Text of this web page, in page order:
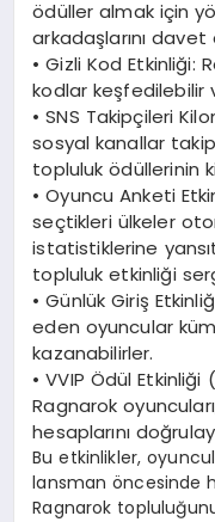
ödüller almak için
arkadaşlarını davet
•Gizli Kod Etkinliği:
kodlar keşfedilebilir
•SNS Takipçileri
sosyal kanallar
topluluk ödüllerinin
•Oyuncu Anketi
seçtikleri ülkeler
istatistiklerine
topluluk etkinliği
•Günlük Giriş
eden oyuncular
kazanabilirler.
•VVIP Ödül Etkinliği
Ragnarok
hesaplarını
Bu etkinlikler,
lansman öncesinde
Ragnarok